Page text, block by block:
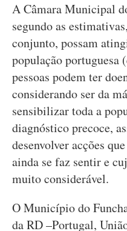
A Câmara Municipal
segundo as
conjunto, possam
população portuguesa
pessoas podem ter
considerando ser da
sensibilizar toda a
diagnóstico precoce,
desenvolver acções
ainda se faz sentir e
muito considerável.
O Município do
da RD –Portugal,